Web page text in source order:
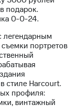
подарок.
0-0-24.
легендарным
портретов
стиле Harcourt.
профиля:
винтажный